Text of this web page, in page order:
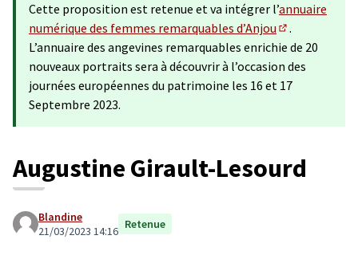
Cette proposition est retenue et va intégrer l’annuaire
numérique des femmes remarquables d’Anjou
(Lien externe)
.
L’annuaire des angevines remarquables enrichie de 20
nouveaux portraits sera à découvrir à l’occasion des
journées européennes du patrimoine les 16 et 17
Septembre 2023.
Augustine Girault-Lesourd
Blandine
21/03/2023 14:16 Retenue